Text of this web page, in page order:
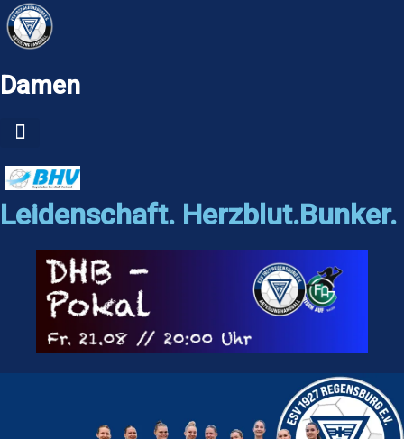
Zum
Inhalt
springen
Damen
Leidenschaft. Herzblut.Bunker.